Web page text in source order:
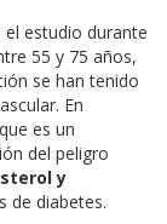
estudio durante
55 y 75 años,
se han tenido
En
es un
del peligro
y
de diabetes.